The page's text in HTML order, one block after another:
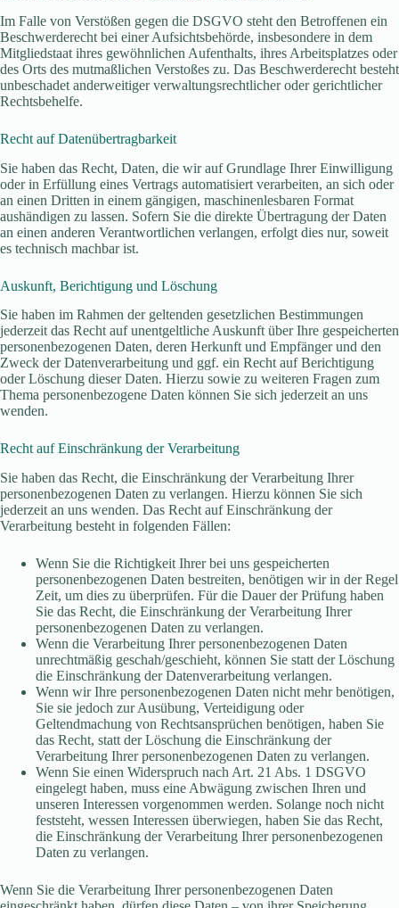
Im Falle von Verstößen gegen die DSGVO steht den Betroffenen ein
Beschwerderecht bei einer Aufsichtsbehörde, insbesondere in dem
Mitgliedstaat ihres gewöhnlichen Aufenthalts, ihres Arbeitsplatzes oder
des Orts des mutmaßlichen Verstoßes zu. Das Beschwerderecht besteht
unbeschadet anderweitiger verwaltungsrechtlicher oder gerichtlicher
Rechtsbehelfe.
Recht auf Daten­übertrag­barkeit
Sie haben das Recht, Daten, die wir auf Grundlage Ihrer Einwilligung
oder in Erfüllung eines Vertrags automatisiert verarbeiten, an sich oder
an einen Dritten in einem gängigen, maschinenlesbaren Format
aushändigen zu lassen. Sofern Sie die direkte Übertragung der Daten
an einen anderen Verantwortlichen verlangen, erfolgt dies nur, soweit
es technisch machbar ist.
Auskunft, Berichtigung und Löschung
Sie haben im Rahmen der geltenden gesetzlichen Bestimmungen
jederzeit das Recht auf unentgeltliche Auskunft über Ihre gespeicherten
personenbezogenen Daten, deren Herkunft und Empfänger und den
Zweck der Datenverarbeitung und ggf. ein Recht auf Berichtigung
oder Löschung dieser Daten. Hierzu sowie zu weiteren Fragen zum
Thema personenbezogene Daten können Sie sich jederzeit an uns
wenden.
Recht auf Einschränkung der Verarbeitung
Sie haben das Recht, die Einschränkung der Verarbeitung Ihrer
personenbezogenen Daten zu verlangen. Hierzu können Sie sich
jederzeit an uns wenden. Das Recht auf Einschränkung der
Verarbeitung besteht in folgenden Fällen:
Wenn Sie die Richtigkeit Ihrer bei uns gespeicherten
personenbezogenen Daten bestreiten, benötigen wir in der Regel
Zeit, um dies zu überprüfen. Für die Dauer der Prüfung haben
Sie das Recht, die Einschränkung der Verarbeitung Ihrer
personenbezogenen Daten zu verlangen.
Wenn die Verarbeitung Ihrer personenbezogenen Daten
unrechtmäßig geschah/geschieht, können Sie statt der Löschung
die Einschränkung der Datenverarbeitung verlangen.
Wenn wir Ihre personenbezogenen Daten nicht mehr benötigen,
Sie sie jedoch zur Ausübung, Verteidigung oder
Geltendmachung von Rechtsansprüchen benötigen, haben Sie
das Recht, statt der Löschung die Einschränkung der
Verarbeitung Ihrer personenbezogenen Daten zu verlangen.
Wenn Sie einen Widerspruch nach Art. 21 Abs. 1 DSGVO
eingelegt haben, muss eine Abwägung zwischen Ihren und
unseren Interessen vorgenommen werden. Solange noch nicht
feststeht, wessen Interessen überwiegen, haben Sie das Recht,
die Einschränkung der Verarbeitung Ihrer personenbezogenen
Daten zu verlangen.
Wenn Sie die Verarbeitung Ihrer personenbezogenen Daten